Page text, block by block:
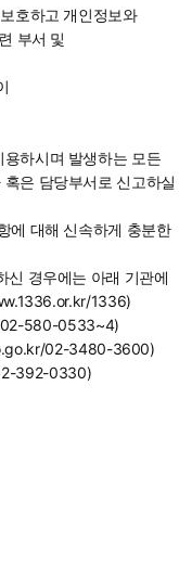
호하고 개인정보와
부서 및
하시며 발생하는 모든
은 담당부서로 신고하실
에 대해 신속하게 충분한
신 경우에는 아래 기관에
1336)
02-580-0533~4)
02-3480-3600)
392-0330)